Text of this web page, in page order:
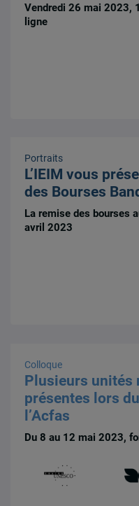
Vendredi 26 mai 2023,
ligne
Portraits
L’IEIM vous
des Bourses
La remise des bourses
avril 2023
Colloque
Plusieurs unités
présentes lors
l’Acfas
Du 8 au 12 mai 2023,